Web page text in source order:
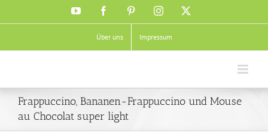
YouTube FacebookPinterestInstagram
Über uns Impressum
Frappuccino, Bananen-Frappuccino und Mouse
au Chocolat super light